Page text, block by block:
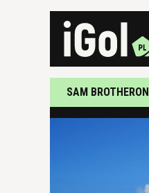
SAM BROTHERON